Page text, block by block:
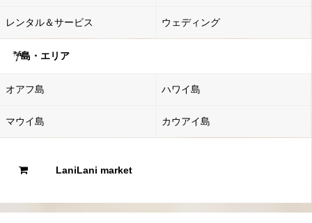
レンタル＆サービス ウェディング
島・エリア
オアフ島 ハワイ島
マウイ島 カウアイ島
LaniLani market